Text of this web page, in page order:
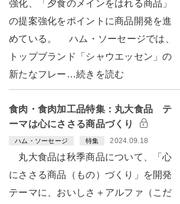
強化、「夕食のメインをはれる商品」
の提案強化をポイントに商品開発を進
めている。 ハム・ソーセージでは、
トップブランド「シャウエッセン」の
新たなフレー…続きを読む
食肉・食肉加工品特集：丸大食品 テ
ーマは心にささる商品づくり
ハム・ソーセージ 特集 2024.09.18
丸大食品は秋季商品について、「心
にささる商品（もの）づくり」を開発
テーマに、おいしさ＋アルファ（こだ